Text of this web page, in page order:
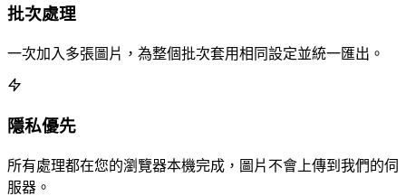
批次處理
一次加入多張圖片，為整個批次套用相同設定並統一匯出。
隱私優先
所有處理都在您的瀏覽器本機完成，圖片不會上傳到我們的伺
服器。